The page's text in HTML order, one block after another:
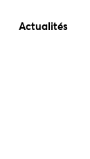
Actualités